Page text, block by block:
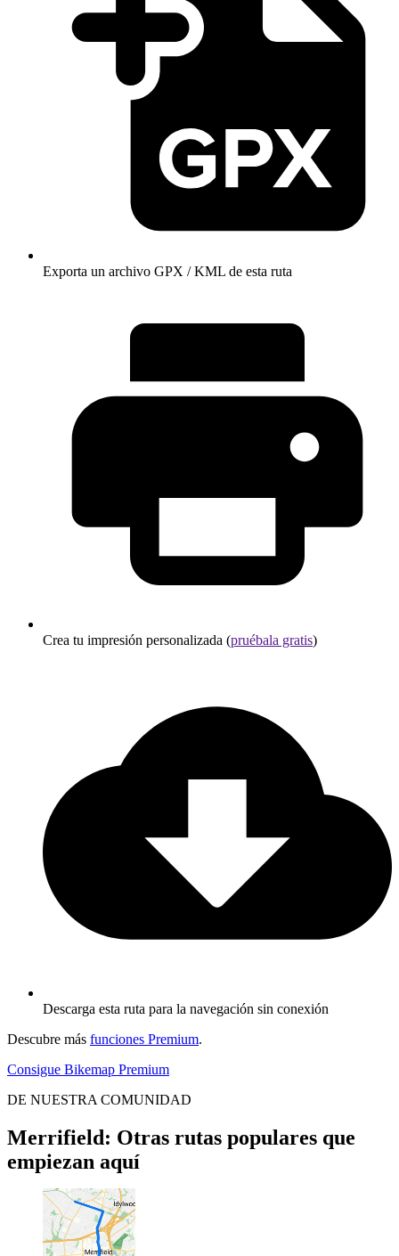
Exporta un archivo GPX / KML de esta ruta
Crea tu impresión personalizada (pruébala gratis)
Descarga esta ruta para la navegación sin conexión
Descubre más funciones Premium.
Consigue Bikemap Premium
DE NUESTRA COMUNIDAD
Merrifield: Otras rutas populares que
empiezan aquí